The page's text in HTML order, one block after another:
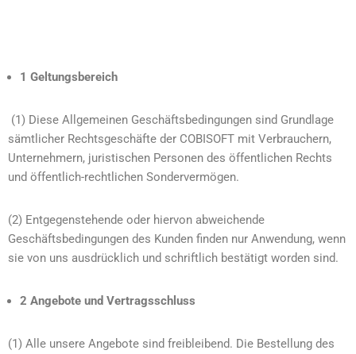
1 Geltungsbereich
(1) Diese Allgemeinen Geschäftsbedingungen sind Grundlage
sämtlicher Rechtsgeschäfte der COBISOFT mit Verbrauchern,
Unternehmern, juristischen Personen des öffentlichen Rechts
und öffentlich-rechtlichen Sondervermögen.
(2) Entgegenstehende oder hiervon abweichende
Geschäftsbedingungen des Kunden finden nur Anwendung, wenn
sie von uns ausdrücklich und schriftlich bestätigt worden sind.
2 Angebote und Vertragsschluss
(1) Alle unsere Angebote sind freibleibend. Die Bestellung des